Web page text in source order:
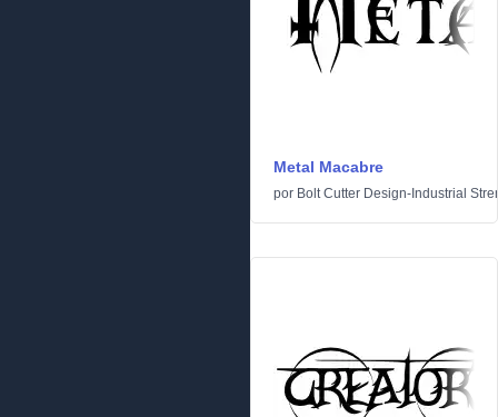
Metal Macabre
por Bolt Cutter Design-Industrial